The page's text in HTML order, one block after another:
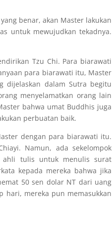
benar, akan Master lakukan
untuk mewujudkan tekadnya.
Tzu Chi. Para biarawati
para biarawati itu, Master
dijelaskan dalam Sutra begitu
menyelamatkan orang lain
bahwa umat Buddhis juga
perbuatan baik.
dengan para biarawati itu.
Namun, ada sekelompok
ahli tulis untuk menulis surat
kepada mereka bahwa jika
50 sen dolar NT dari uang
hari, mereka pun memasukkan